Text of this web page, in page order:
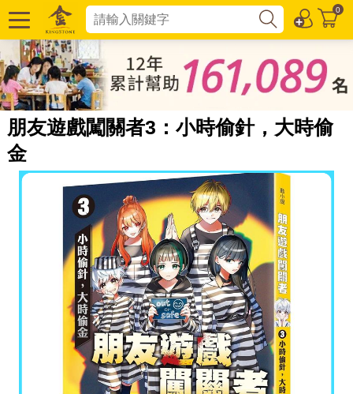
0
朋友遊戲闖關者3：小時偷針，大時偷
金